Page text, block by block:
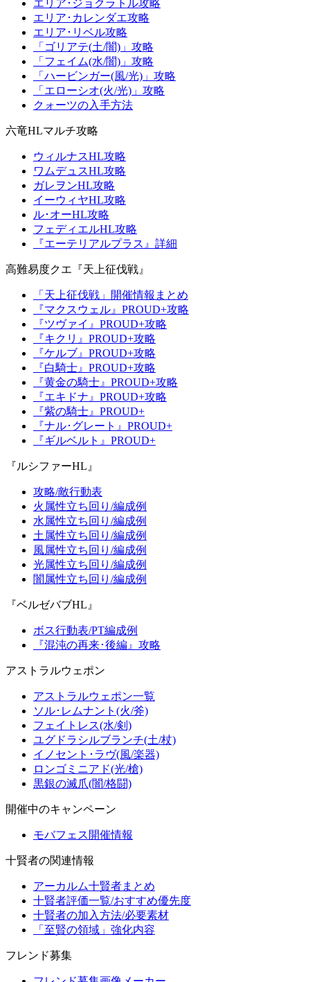
エリア･ジョクラトル攻略
エリア･カレンダエ攻略
エリア･リベル攻略
「ゴリアテ(土/闇)」攻略
「フェイム(水/闇)」攻略
「ハービンガー(風/光)」攻略
「エローシオ(火/光)」攻略
クォーツの入手方法
六竜HLマルチ攻略
ウィルナスHL攻略
ワムデュスHL攻略
ガレヲンHL攻略
イーウィヤHL攻略
ル･オーHL攻略
フェディエルHL攻略
『エーテリアルプラス』詳細
高難易度クエ『天上征伐戦』
「天上征伐戦」開催情報まとめ
『マクスウェル』PROUD+攻略
『ツヴァイ』PROUD+攻略
『キクリ』PROUD+攻略
『ケルブ』PROUD+攻略
『白騎士』PROUD+攻略
『黄金の騎士』PROUD+攻略
『エキドナ』PROUD+攻略
『紫の騎士』PROUD+
『ナル･グレート』PROUD+
『ギルベルト』PROUD+
『ルシファーHL』
攻略/敵行動表
火属性立ち回り/編成例
水属性立ち回り/編成例
土属性立ち回り/編成例
風属性立ち回り/編成例
光属性立ち回り/編成例
闇属性立ち回り/編成例
『ベルゼバブHL』
ボス行動表/PT編成例
『混沌の再来･後編』攻略
アストラルウェポン
アストラルウェポン一覧
ソル･レムナント(火/斧)
フェイトレス(水/剣)
ユグドラシルブランチ(土/杖)
イノセント･ラヴ(風/楽器)
ロンゴミニアド(光/槍)
黒銀の滅爪(闇/格闘)
開催中のキャンペーン
モバフェス開催情報
十賢者の関連情報
アーカルム十賢者まとめ
十賢者評価一覧/おすすめ優先度
十賢者の加入方法/必要素材
「至賢の領域」強化内容
フレンド募集